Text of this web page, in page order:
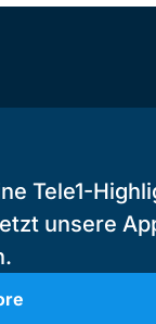
Tele1-
unsere